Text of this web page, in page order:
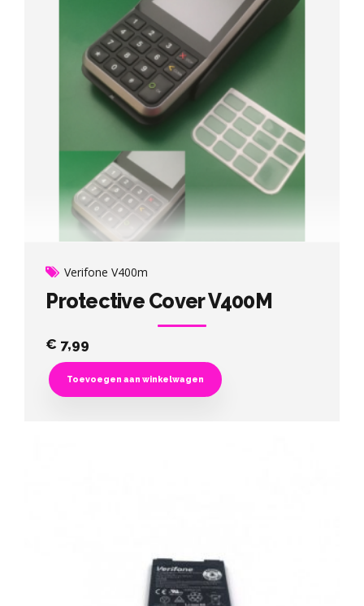
Verifone V400m
Protective Cover V400M
€ 7,99
Toevoegen aan winkelwagen